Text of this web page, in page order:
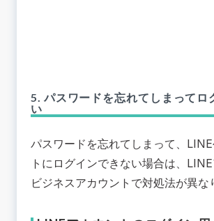
5. パスワードを忘れてしまってロ
い
パスワードを忘れてしまって、
トにログインできない場合は、
ビジネスアカウントで対処法が異な